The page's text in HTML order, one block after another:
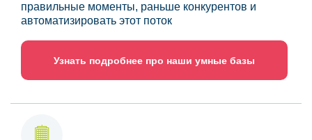
правильные моменты, раньше конкурентов и
автоматизировать этот поток
Узнать подробнее про наши умные базы